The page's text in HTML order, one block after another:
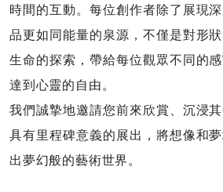
時間的互動。每位創作者除了展現
品更如同能量的泉源，不僅是對形
生命的探索，帶給每位觀眾不同的
達到心靈的自由。
我們誠摯地邀請您前來欣賞、沉浸
具有里程碑意義的展出，將想像和
出夢幻般的藝術世界。